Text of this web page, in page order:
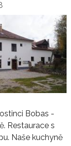
Bobas -
Restaurace s
Naše kuchyně